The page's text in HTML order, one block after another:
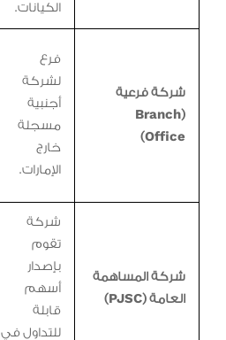
الكيانات.
شركة فرعية
(Branch
Office)
فرع
لشركة
أجنبية
مسجلة
خارج
الإمارات.
شركة المساهمة
العامة (PJSC)
شركة
تقوم
بإصدار
أسهم
قابلة
للتداول في